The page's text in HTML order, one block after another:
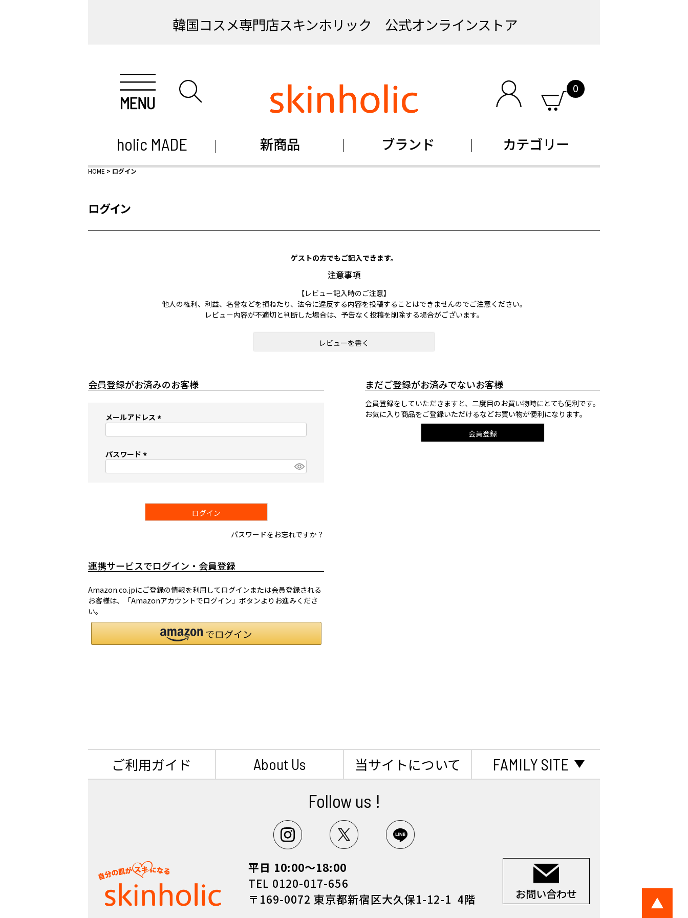
韓国コスメ専門店スキンホリック 公式オンラインストア
0
holic MADE 新商品 ブランド カテゴリー
HOME ログイン
ログイン
ゲストの方でもご記入できます。
注意事項
【レビュー記入時のご注意】
他人の権利、利益、名誉などを損ねたり、法令に違反する内容を投稿することはできませんのでご注意ください。
レビュー内容が不適切と判断した場合は、予告なく投稿を削除する場合がございます。
レビューを書く
会員登録がお済みのお客様
メールアドレス
)
パスワード
ログイン
パスワードをお忘れですか？
連携サービスでログイン・会員登録
Amazon.co.jpにご登録の情報を利用してログインまたは会員登録される
お客様は、「Amazonアカウントでログイン」ボタンよりお進みくださ
い。
まだご登録がお済みでないお客様
会員登録をしていただきますと、二度目のお買い物時にとても便利です。
お気に入り商品をご登録いただけるなどお買い物が便利になります。
会員登録
ご利用ガイド About Us 当サイトについて FAMILY SITE
Follow us !
平日 10:00～18:00
TEL 0120-017-656
〒169-0072 東京都新宿区大久保1-12-1 4階
お問い合わせ